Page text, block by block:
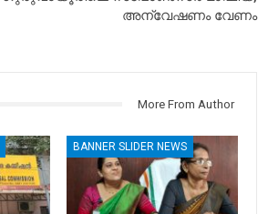
അന്വേഷണം വേണം
More From Author
BANNER SLIDER NEWS